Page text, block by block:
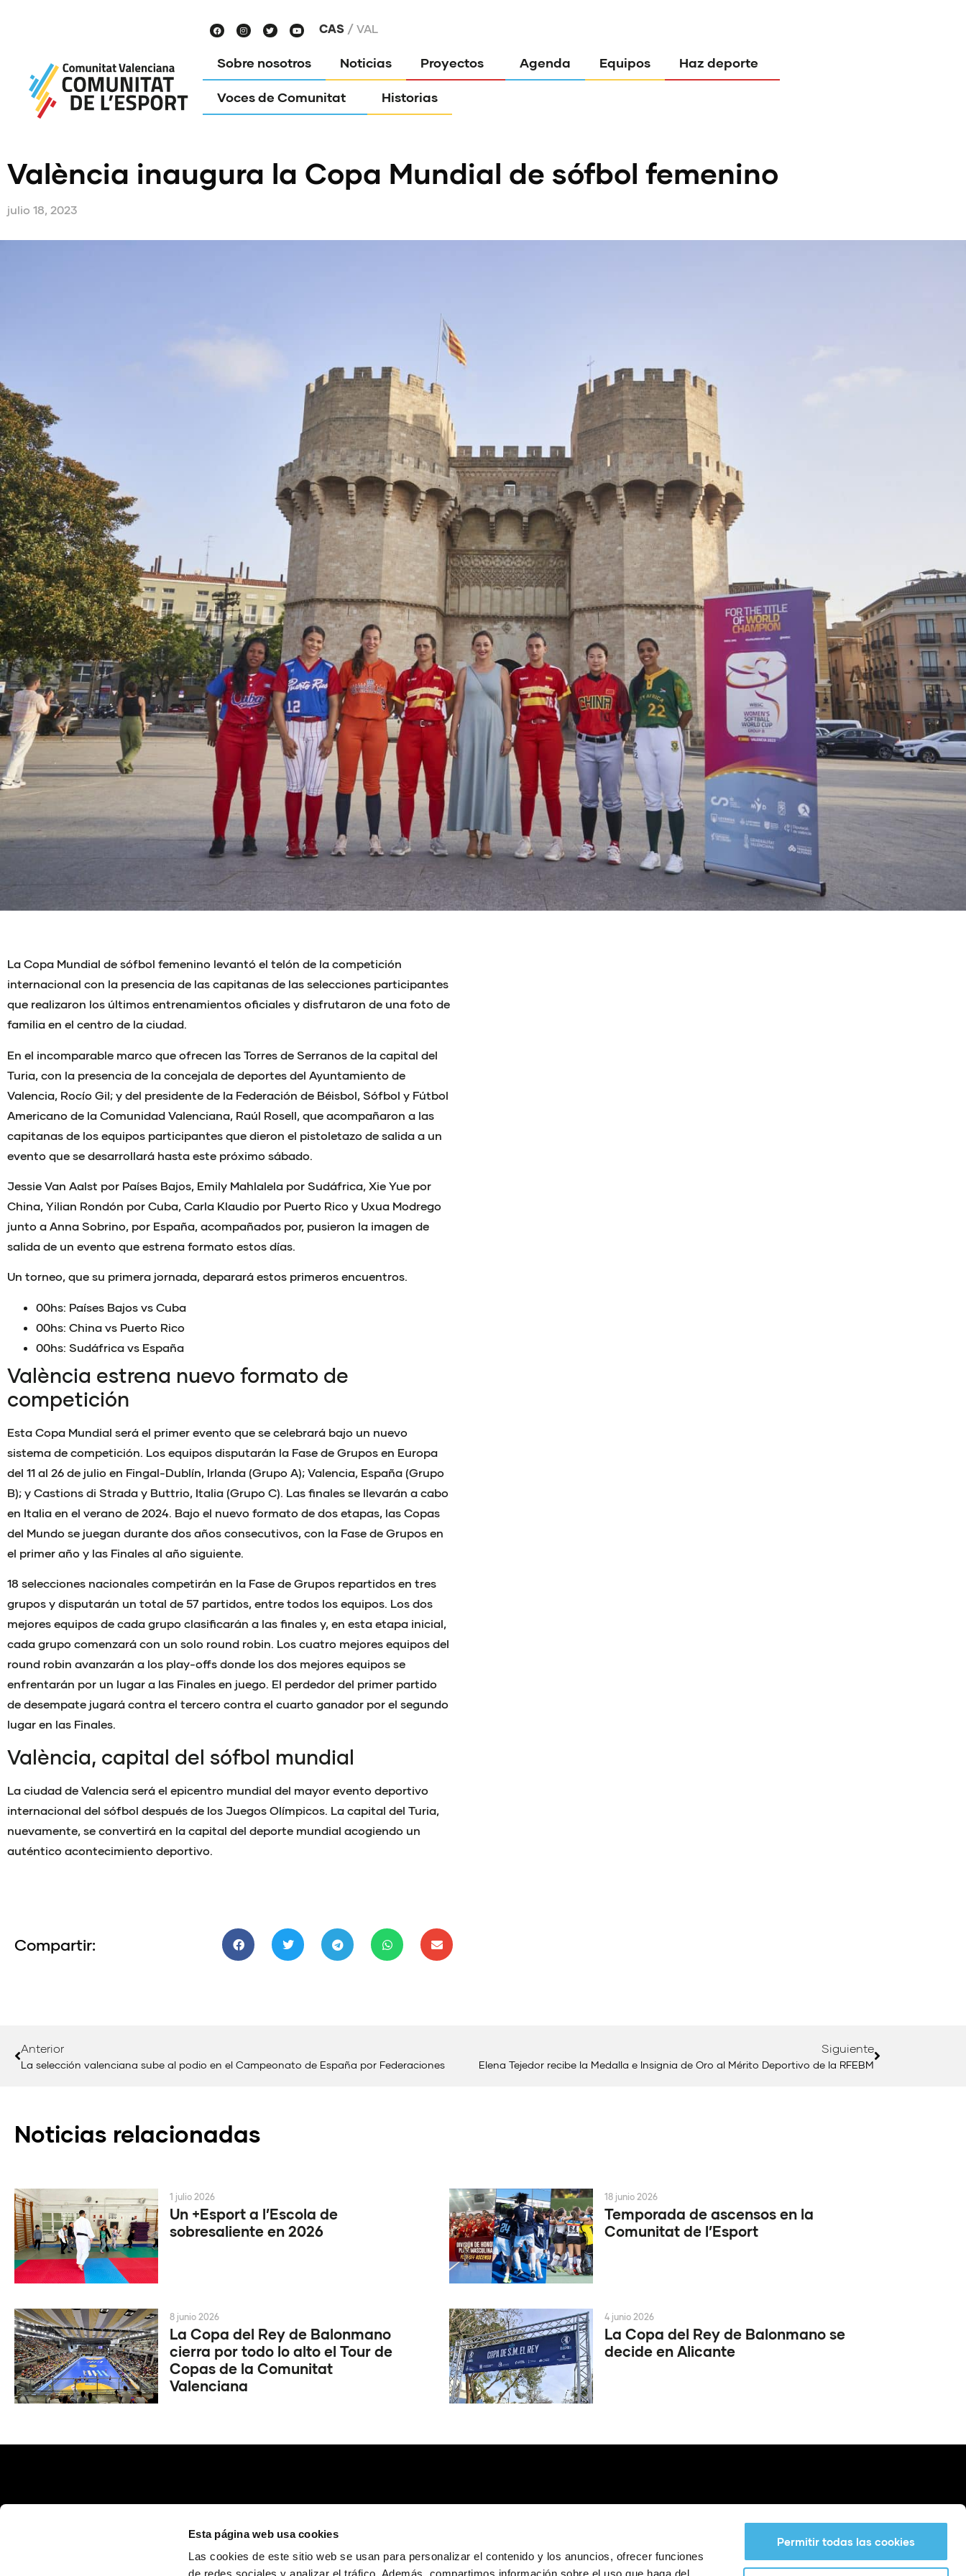
Esta página web usa cookies
Las cookies de este sitio web se usan para personalizar el contenido y los anuncios, ofrecer funciones
Permitir todas las cookies
CAS VAL
Sobre nosotros Noticias Proyectos Agenda Equipos Haz deporte
Voces de Comunitat Historias
València inaugura la Copa Mundial de sófbol femenino
julio 18, 2023
La Copa Mundial de sófbol femenino levantó el telón de la competición
internacional con la presencia de las capitanas de las selecciones participantes
que realizaron los últimos entrenamientos oficiales y disfrutaron de una foto de
familia en el centro de la ciudad.
En el incomparable marco que ofrecen las Torres de Serranos de la capital del
Turia, con la presencia de la concejala de deportes del Ayuntamiento de
Valencia, Rocío Gil; y del presidente de la Federación de Béisbol, Sófbol y Fútbol
Americano de la Comunidad Valenciana, Raúl Rosell, que acompañaron a las
capitanas de los equipos participantes que dieron el pistoletazo de salida a un
evento que se desarrollará hasta este próximo sábado.
Jessie Van Aalst por Países Bajos, Emily Mahlalela por Sudáfrica, Xie Yue por
China, Yilian Rondón por Cuba, Carla Klaudio por Puerto Rico y Uxua Modrego
junto a Anna Sobrino, por España, acompañados por, pusieron la imagen de
salida de un evento que estrena formato estos días.
Un torneo, que su primera jornada, deparará estos primeros encuentros.
00hs: Países Bajos vs Cuba
00hs: China vs Puerto Rico
00hs: Sudáfrica vs España
València estrena nuevo formato de
competición
Esta Copa Mundial será el primer evento que se celebrará bajo un nuevo
sistema de competición. Los equipos disputarán la Fase de Grupos en Europa
del 11 al 26 de julio en Fingal-Dublín, Irlanda (Grupo A); Valencia, España (Grupo
B); y Castions di Strada y Buttrio, Italia (Grupo C). Las finales se llevarán a cabo
en Italia en el verano de 2024. Bajo el nuevo formato de dos etapas, las Copas
del Mundo se juegan durante dos años consecutivos, con la Fase de Grupos en
el primer año y las Finales al año siguiente.
18 selecciones nacionales competirán en la Fase de Grupos repartidos en tres
grupos y disputarán un total de 57 partidos, entre todos los equipos. Los dos
mejores equipos de cada grupo clasificarán a las finales y, en esta etapa inicial,
cada grupo comenzará con un solo round robin. Los cuatro mejores equipos del
round robin avanzarán a los play-offs donde los dos mejores equipos se
enfrentarán por un lugar a las Finales en juego. El perdedor del primer partido
de desempate jugará contra el tercero contra el cuarto ganador por el segundo
lugar en las Finales.
València, capital del sófbol mundial
La ciudad de Valencia será el epicentro mundial del mayor evento deportivo
internacional del sófbol después de los Juegos Olímpicos. La capital del Turia,
nuevamente, se convertirá en la capital del deporte mundial acogiendo un
auténtico acontecimiento deportivo.
Compartir:
Anterior
La selección valenciana sube al podio en el Campeonato de España por Federaciones
Siguiente
Elena Tejedor recibe la Medalla e Insignia de Oro al Mérito Deportivo de la RFEBM
Noticias relacionadas
Un +Esport a l’Escola de
sobresaliente en 2026
1 julio 2026
Temporada de ascensos en la
Comunitat de l’Esport
18 junio 2026
La Copa del Rey de Balonmano
cierra por todo lo alto el Tour de
Copas de la Comunitat
Valenciana
8 junio 2026
La Copa del Rey de Balonmano se
decide en Alicante
4 junio 2026